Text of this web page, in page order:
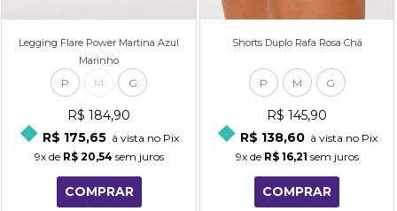
Legging Flare Power Martina Azul
Marinho
P M G
R$ 184,90
R$ 175,65 à vista no Pix
9xde R$ 20,54 sem juros
COMPRAR
Shorts Duplo Rafa Rosa Chá
P M G
R$ 145,90
R$ 138,60 à vista no Pix
9xde R$ 16,21 sem juros
COMPRAR